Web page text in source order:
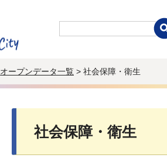
オープンデータ一覧 > 社会保障・衛生
社会保障・衛生